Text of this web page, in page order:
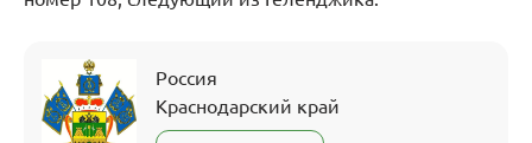
Россия
Краснодарский край